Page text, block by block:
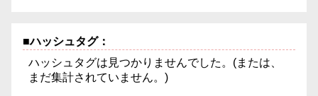
■ハッシュタグ：
ハッシュタグは見つかりませんでした。(または、
まだ集計されていません。)